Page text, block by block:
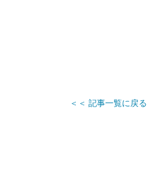
＜＜ 記事一覧に戻る